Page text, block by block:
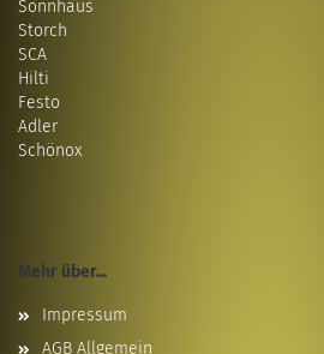
Sonnhaus
Storch
SCA
Hilti
Festo
Adler
Schönox
Mehr über...
Impressum
AGB Allgemein